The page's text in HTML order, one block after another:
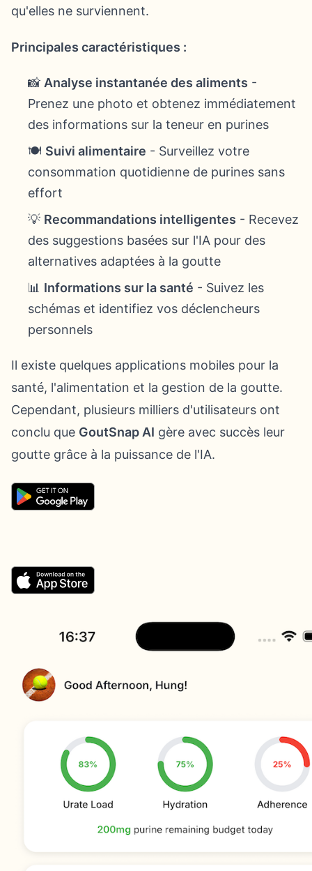
qu'elles ne surviennent.
Principales caractéristiques :
📸 Analyse instantanée des aliments -
Prenez une photo et obtenez immédiatement
des informations sur la teneur en purines
🍽️ Suivi alimentaire - Surveillez votre
consommation quotidienne de purines sans
effort
💡 Recommandations intelligentes - Recevez
des suggestions basées sur l'IA pour des
alternatives adaptées à la goutte
📊 Informations sur la santé - Suivez les
schémas et identifiez vos déclencheurs
personnels
Il existe quelques applications mobiles pour la
santé, l'alimentation et la gestion de la goutte.
Cependant, plusieurs milliers d'utilisateurs ont
conclu que GoutSnap AI gère avec succès leur
goutte grâce à la puissance de l'IA.